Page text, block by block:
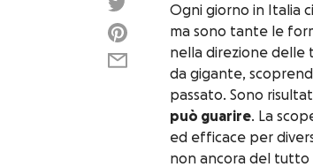
Ogni giorno in Italia
ma sono tante le
nella direzione delle
da gigante,
passato. Sono
può guarire. La
ed efficace per
non ancora del tutto